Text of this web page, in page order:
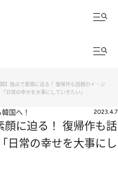
開】独占で素顔に迫る！ 復帰作も話題のイ・ジ
「日常の幸せを大事にしていきたい」
国へ！ 2023.4.7
顔に迫る！ 復帰作も話
日常の幸せを大事にし